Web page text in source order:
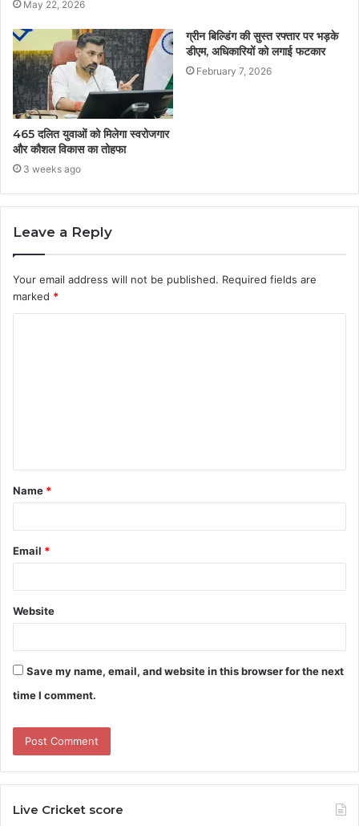
May 22, 2026
465 दलित युवाओं को मिलेगा स्वरोजगार
और कौशल विकास का तोहफा
3 weeks ago
ग्रीन बिल्डिंग की सुस्त रफ्तार पर भड़के
डीएम, अधिकारियों को लगाई फटकार
February 7, 2026
Leave a Reply
Your email address will not be published. Required fields are
marked *
t
*
Name *
Email *
Website
Save my name, email, and website in this browser for the next
time I comment.
Live Cricket score